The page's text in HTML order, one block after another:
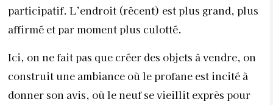
participatif. L’endroit (récent) est plus grand, plus
affirmé et par moment plus culotté.
Ici, on ne fait pas que créer des objets à vendre, on
construit une ambiance où le profane est incité à
donner son avis, où le neuf se vieillit exprès pour